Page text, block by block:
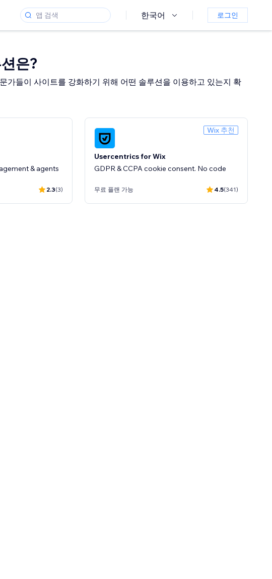
한국어 로그인
은?
가들이 사이트를 강화하기 위해 어떤 솔루션을 이용하고 있는지 확
& agents
2.3(3)
Wix 추천
Usercentrics for Wix
GDPR & CCPA cookie consent. No code
무료 플랜 가능 4.5(341)